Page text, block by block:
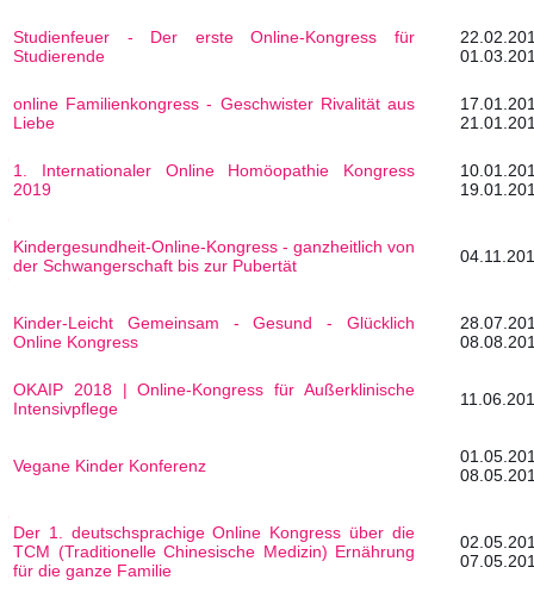
Studienfeuer - Der erste Online-Kongress für
Studierende
online Familienkongress - Geschwister Rivalität aus
Liebe
1. Internationaler Online Homöopathie Kongress
2019
Kindergesundheit-Online-Kongress - ganzheitlich von
der Schwangerschaft bis zur Pubertät
Kinder-Leicht Gemeinsam - Gesund - Glücklich
Online Kongress
OKAIP 2018 | Online-Kongress für Außerklinische
Intensivpflege
Vegane Kinder Konferenz
Der 1. deutschsprachige Online Kongress über die
TCM (Traditionelle Chinesische Medizin) Ernährung
für die ganze Familie